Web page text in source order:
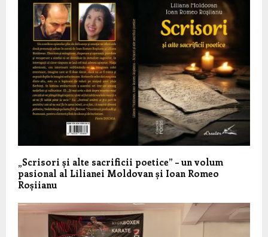
„Scrisori și alte sacrificii poetice” – un volum
pasional al Lilianei Moldovan și Ioan Romeo
Roșiianu